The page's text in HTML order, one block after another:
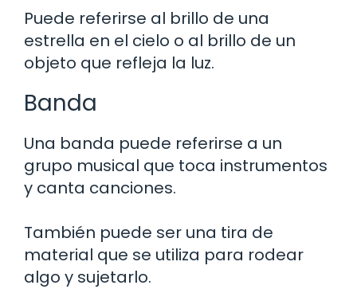
Puede referirse al brillo de una
estrella en el cielo o al brillo de un
objeto que refleja la luz.
Banda
Una banda puede referirse a un
grupo musical que toca instrumentos
y canta canciones.
También puede ser una tira de
material que se utiliza para rodear
algo y sujetarlo.